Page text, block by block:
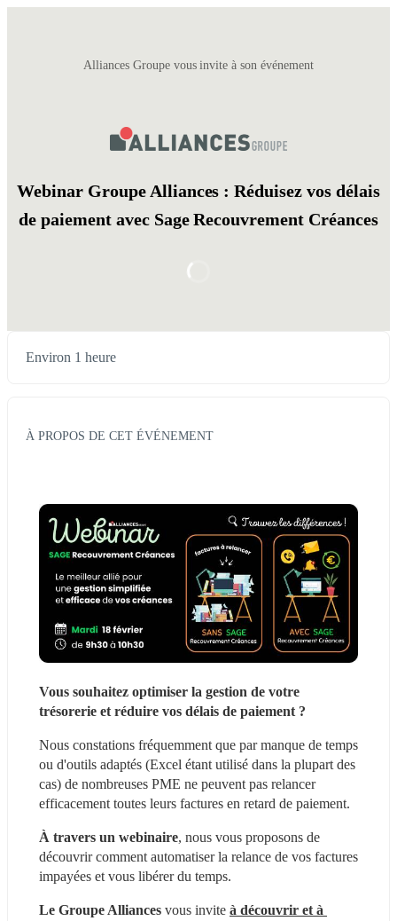
Alliances Groupe vous invite à son événement
Webinar Groupe Alliances : Réduisez vos délais
de paiement avec Sage Recouvrement Créances
Environ 1 heure
À PROPOS DE CET ÉVÉNEMENT
Vous souhaitez optimiser la gestion de votre
trésorerie et réduire vos délais de paiement ?
Nous constations fréquemment que par manque de temps
ou d'outils adaptés (Excel étant utilisé dans la plupart des
cas) de nombreuses PME ne peuvent pas relancer
efficacement toutes leurs factures en retard de paiement.
À travers un webinaire, nous vous proposons de
découvrir comment automatiser la relance de vos factures
impayées et vous libérer du temps.
Le Groupe Alliances vous invite à découvrir et à